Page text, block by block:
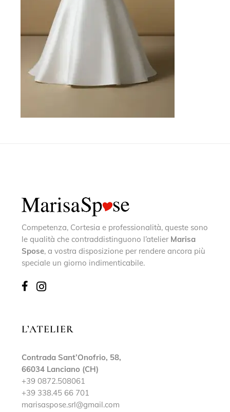
Competenza, Cortesia e professionalità, queste sono
le qualità che contraddistinguono l’atelier Marisa
Spose, a vostra disposizione per rendere ancora più
speciale un giorno indimenticabile.
L’ATELIER
Contrada Sant’Onofrio, 58,
66034 Lanciano (CH)
+39 0872.508061
+39 338.45 66 701
marisaspose.srl@gmail.com